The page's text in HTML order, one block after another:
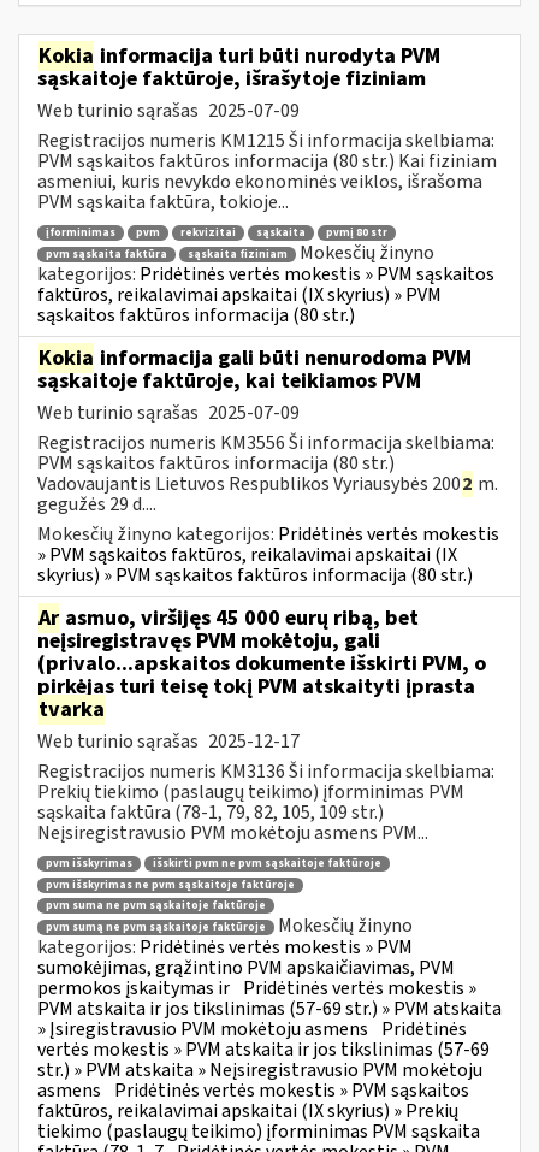
Kokia informacija turi būti nurodyta PVM
sąskaitoje faktūroje, išrašytoje fiziniam
Web turinio sąrašas 2025-07-09
Registracijos numeris KM1215 Ši informacija skelbiama:
PVM sąskaitos faktūros informacija (80 str.) Kai fiziniam
asmeniui, kuris nevykdo ekonominės veiklos, išrašoma
PVM sąskaita faktūra, tokioje...
įforminimas pvm rekvizitai sąskaita
pvmį 80 str
pvm sąskaita faktūra
sąskaita fiziniam
Mokesčių žinyno
kategorijos: Pridėtinės vertės mokestis » PVM sąskaitos
faktūros, reikalavimai apskaitai (IX skyrius) » PVM
sąskaitos faktūros informacija (80 str.)
Kokia informacija gali būti nenurodoma PVM
sąskaitoje faktūroje, kai teikiamos PVM
Web turinio sąrašas 2025-07-09
Registracijos numeris KM3556 Ši informacija skelbiama:
PVM sąskaitos faktūros informacija (80 str.)
Vadovaujantis Lietuvos Respublikos Vyriausybės 2002 m.
gegužės 29 d....
Mokesčių žinyno kategorijos: Pridėtinės vertės mokestis
» PVM sąskaitos faktūros, reikalavimai apskaitai (IX
skyrius) » PVM sąskaitos faktūros informacija (80 str.)
Ar asmuo, viršijęs 45 000 eurų ribą, bet
neįsiregistravęs PVM mokėtoju, gali
(privalo...apskaitos dokumente išskirti PVM, o
pirkėjas turi teisę tokį PVM atskaityti įprasta
tvarka
Web turinio sąrašas 2025-12-17
Registracijos numeris KM3136 Ši informacija skelbiama:
Prekių tiekimo (paslaugų teikimo) įforminimas PVM
sąskaita faktūra (78-1, 79, 82, 105, 109 str.)
Neįsiregistravusio PVM mokėtoju asmens PVM...
pvm išskyrimas
išskirti pvm ne pvm sąskaitoje faktūroje
pvm išskyrimas ne pvm sąskaitoje faktūroje
pvm suma ne pvm sąskaitoje faktūroje
pvm sumą ne pvm sąskaitoje faktūroje
Mokesčių žinyno
kategorijos: Pridėtinės vertės mokestis » PVM
sumokėjimas, grąžintino PVM apskaičiavimas, PVM
permokos įskaitymas ir Pridėtinės vertės mokestis »
PVM atskaita ir jos tikslinimas (57-69 str.) » PVM atskaita
» Įsiregistravusio PVM mokėtoju asmens Pridėtinės
vertės mokestis » PVM atskaita ir jos tikslinimas (57-69
str.) » PVM atskaita » Neįsiregistravusio PVM mokėtoju
asmens Pridėtinės vertės mokestis » PVM sąskaitos
faktūros, reikalavimai apskaitai (IX skyrius) » Prekių
tiekimo (paslaugų teikimo) įforminimas PVM sąskaita